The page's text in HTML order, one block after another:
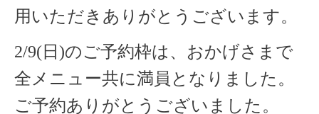
用いただきありがとうございます。
2/9(日)のご予約枠は、おかげさまで
全メニュー共に満員となりました。
ご予約ありがとうございました。